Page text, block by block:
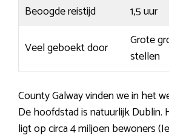
Beoogde reistijd
1,5 uur
Veel geboekt door
Grote
stellen
County Galway vinden we in het
De hoofdstad is natuurlijk Dublin.
ligt op circa 4 miljoen bewoners